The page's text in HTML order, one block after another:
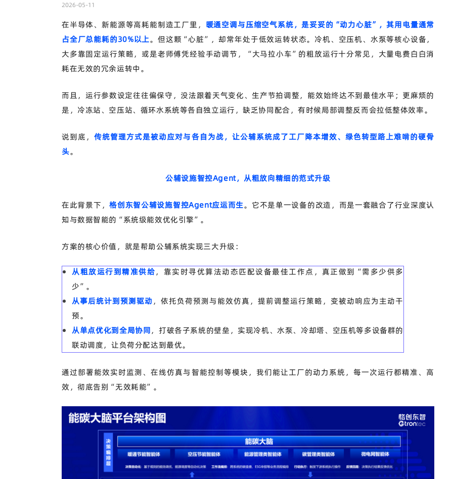
2026-05-11
在半导体、新能源等高耗能制造工厂里， 暖通空调与压缩空气系统，是妥妥的 “动力心脏”，其用电量通常
占全厂总能耗的30%以上。但这颗 “心脏”，却常年处于低效运转状态。冷机、空压机、水泵等核心设备，
大多靠固定运行策略，或是老师傅凭经验手动调节，“大马拉小车”的粗放运行十分常见，大量电费白白消
耗在无效的冗余运转中。
而且，运行参数设定往往偏保守，没法跟着天气变化、生产节拍调整，能效始终达不到最佳水平；更麻烦的
是，冷冻站、空压站、循环水系统等各自独立运行，缺乏协同配合，有时候局部调整反而会拉低整体效率。
说到底，传统管理方式是被动应对与各自为战，让公辅系统成了工厂降本增效、绿色转型路上难啃的硬骨
头。
公辅设施智控Agent，从粗放向精细的范式升级
在此背景下，格创东智公辅设施智控Agent应运而生。它不是单一设备的改造，而是一套融合了行业深度认
知与数据智能的 “系统级能效优化引擎”。
方案的核心价值，就是帮助公辅系统实现三大升级：
从粗放运行到精准供给，靠实时寻优算法动态匹配设备最佳工作点，真正做到“需多少供多
少”。
从事后统计到预测驱动 ，依托负荷预测与能效仿真，提前调整运行策略，变被动响应为主动干
预。
从单点优化到全局协同，打破各子系统的壁垒，实现冷机、水泵、冷却塔、空压机等多设备群的
联动调度，让负荷分配达到最优。
通过部署能效实时监测、在线仿真与智能控制等模块，我们能让工厂的动力系统，每一次运行都精准、高
效，彻底告别 “无效耗能”。